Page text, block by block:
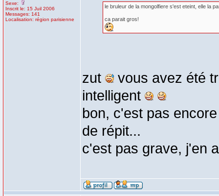
Sexe:
Inscrit le: 15 Juil 2006
Messages: 141
Localisation: région parisienne
le bruleur de la mongolfiere s'est eteint, elle la
ca parait gros!
zut
vous avez été
intelligent
bon, c'est pas
de répit...
c'est pas grave, j'en